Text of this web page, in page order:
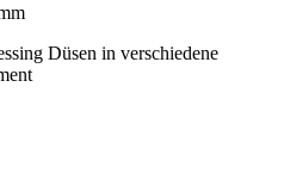
Düsen in verschiedene